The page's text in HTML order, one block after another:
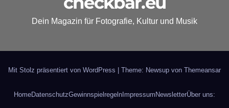
Dein Magazin für Fotografie, Kultur und Musik
Mit Stolz präsentiert von WordPress Theme: Newsup von Themeansar
HomeDatenschutzGewinnspielregeln Impressum NewsletterÜber uns: